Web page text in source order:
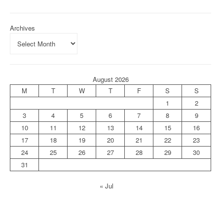
Archives
August 2026
M
T W T F S
S
1
2
3
4 5 6 7 8
9
10
11 12 13 14 15
16
17
18 19 20 21 22
23
24
25 26 27 28 29
30
31
« Jul